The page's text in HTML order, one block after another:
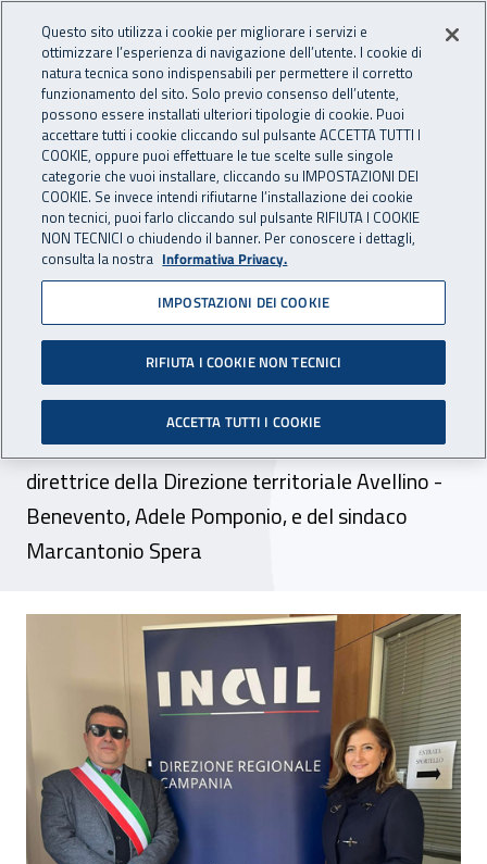
INAIL - Istituto Nazionale
Apri cerca
Navigazione principale
Navigazione - Ti trovi in:
Home Inail comunica News
12 marzo 2025
A Grottaminarda
inaugurata l’agenzia Inail
Presso la località irpina è stato aperto il nuovo
sportello dell’Istituto, alla presenza della
direttrice della Direzione territoriale Avellino -
Benevento, Adele Pomponio, e del sindaco
Marcantonio Spera
A Grottaminarda inaugurata l’agenzia
Questo sito utilizza i cookie per migliorare i servizi e
ottimizzare l’esperienza di navigazione dell’utente. I cookie di
natura tecnica sono indispensabili per permettere il corretto
funzionamento del sito. Solo previo consenso dell’utente,
possono essere installati ulteriori tipologie di cookie. Puoi
accettare tutti i cookie cliccando sul pulsante ACCETTA TUTTI I
COOKIE, oppure puoi effettuare le tue scelte sulle singole
categorie che vuoi installare, cliccando su IMPOSTAZIONI DEI
COOKIE. Se invece intendi rifiutarne l’installazione dei cookie
non tecnici, puoi farlo cliccando sul pulsante RIFIUTA I COOKIE
NON TECNICI o chiudendo il banner. Per conoscere i dettagli,
consulta la nostra Informativa Privacy.
IMPOSTAZIONI DEI COOKIE
RIFIUTA I COOKIE NON TECNICI
ACCETTA TUTTI I COOKIE